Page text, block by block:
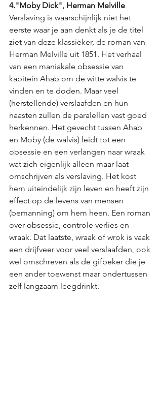
4."Moby Dick", Herman Melville
Verslaving is waarschijnlijk niet het
eerste waar je aan denkt als je de titel
ziet van deze klassieker, de roman van
Herman Melville uit 1851. Het verhaal
van een maniakale obsessie van
kapitein Ahab om de witte walvis te
vinden en te doden. Maar veel
(herstellende) verslaafden en hun
naasten zullen de paralellen vast goed
herkennen. Het gevecht tussen Ahab
en Moby (de walvis) leidt tot een
obsessie en een verlangen naar wraak
wat zich eigenlijk alleen maar laat
omschrijven als verslaving. Het kost
hem uiteindelijk zijn leven en heeft zijn
effect op de levens van mensen
(bemanning) om hem heen. Een roman
over obsessie, controle verlies en
wraak. Dat laatste, wraak of wrok is vaak
een drijfveer voor veel verslaafden, ook
wel omschreven als de gifbeker die je
een ander toewenst maar ondertussen
zelf langzaam leegdrinkt.